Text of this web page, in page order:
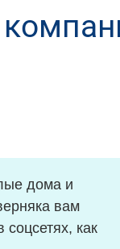
дома и
вам
как